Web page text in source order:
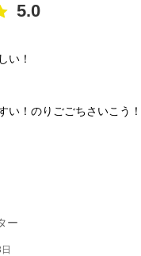
5.0
い！
い！のりごごちさいこう！
ー